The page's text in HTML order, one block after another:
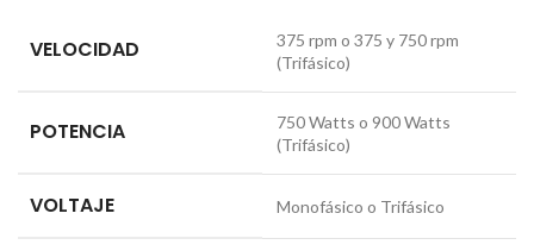
VELOCIDAD
375 rpm o 375 y 750 rpm
(Trifásico)
POTENCIA
750 Watts o 900 Watts
(Trifásico)
VOLTAJE Monofásico o Trifásico